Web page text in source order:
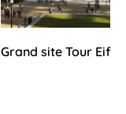
Grand site Tour Eiffel